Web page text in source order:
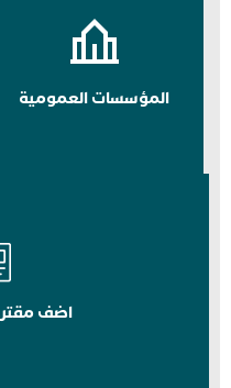
المؤسسات العمومية
اضف